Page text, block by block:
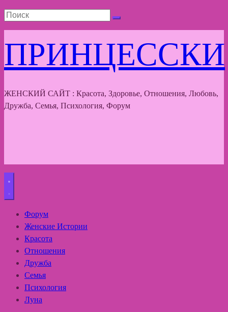
ПРИНЦЕССКИ
ЖЕНСКИЙ САЙТ : Красота, Здоровье, Отношения, Любовь,
Дружба, Семья, Психология, Форум
Форум
Женские Истории
Красота
Отношения
Дружба
Семья
Психология
Луна